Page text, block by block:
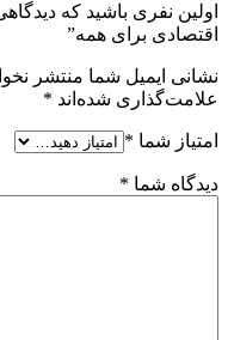
اولین نفری باشید که
اقتصادی برای همه”
نشانی ایمیل شما منتشر
علامت‌گذاری شده‌اند *
امتیاز شما *
دیدگاه شما *